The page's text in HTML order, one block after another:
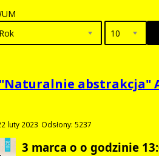
Rok 10
abstrakcja"
luty 2023 Odsłony: 5237
3 marca o o godzinie